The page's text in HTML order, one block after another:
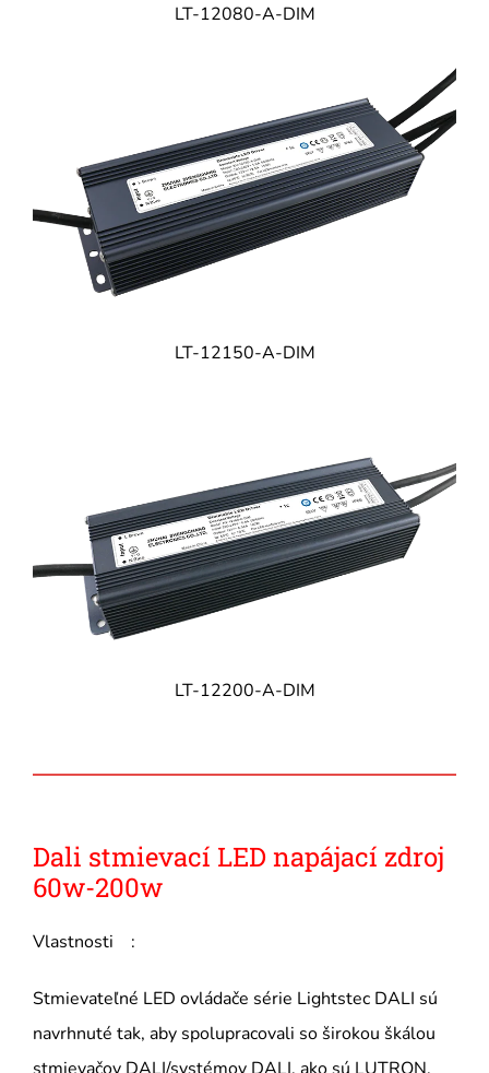
LT-12080-A-DIM
LT-12150-A-DIM
LT-12200-A-DIM
Dali stmievací LED napájací zdroj
60w-200w
Vlastnosti :
Stmievateľné LED ovládače série Lightstec DALI sú
navrhnuté tak, aby spolupracovali so širokou škálou
stmievačov DALI/systémov DALI, ako sú LUTRON,